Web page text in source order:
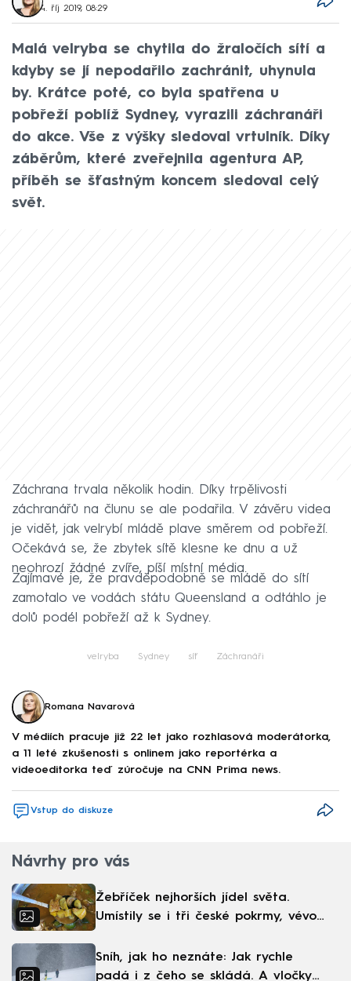
4. říj 2019, 08:29
Malá velryba se chytila do žraločích sítí a
kdyby se jí nepodařilo zachránit, uhynula
by. Krátce poté, co byla spatřena u
pobřeží poblíž Sydney, vyrazili záchranáři
do akce. Vše z výšky sledoval vrtulník. Díky
záběrům, které zveřejnila agentura AP,
příběh se šťastným koncem sledoval celý
svět.
Záchrana trvala několik hodin. Díky trpělivosti
záchranářů na člunu se ale podařila. V závěru videa
je vidět, jak velrybí mládě plave směrem od pobřeží.
Očekává se, že zbytek sítě klesne ke dnu a už
neohrozí žádné zvíře, píší místní média.
Zajímavé je, že pravděpodobně se mládě do sítí
zamotalo ve vodách státu Queensland a odtáhlo je
dolů podél pobřeží až k Sydney.
velryba Sydney síť Záchranáři
Romana Navarová
V médiích pracuje již 22 let jako rozhlasová moderátorka,
a 11 leté zkušenosti s onlinem jako reportérka a
videoeditorka teď zúročuje na CNN Prima news.
Vstup do diskuze
Návrhy pro vás
Žebříček nejhorších jídel světa.
Umístily se i tři české pokrmy, vévodí
Sníh, jak ho neznáte: Jak rychle
padá i z čeho se skládá. A vločky